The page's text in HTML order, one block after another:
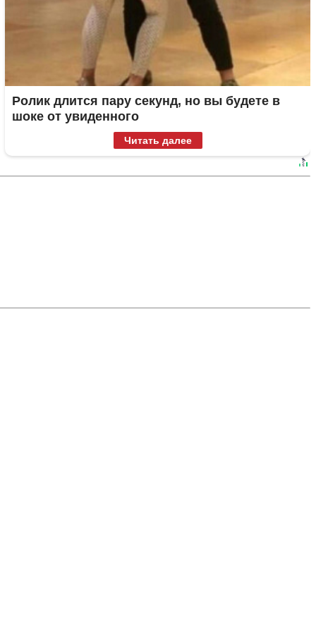
Ролик длится пару секунд, но вы будете в
шоке от увиденного
Читать далее